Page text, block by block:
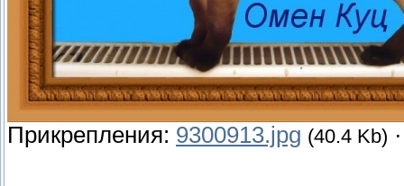
Прикрепления: 9300913.jpg (40.4 Kb)